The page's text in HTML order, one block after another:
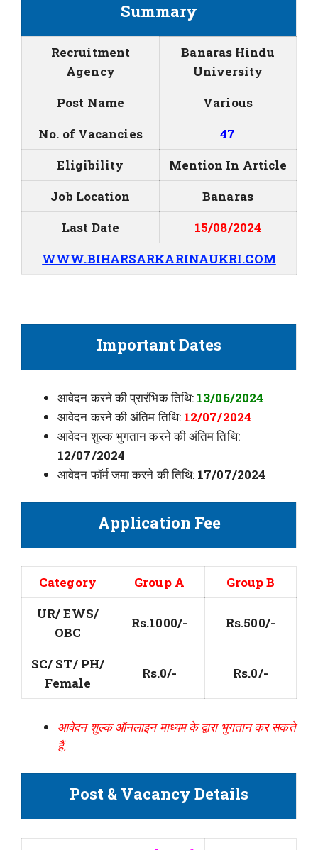
Summary
Recruitment
Agency
Banaras Hindu
University
Post Name
Various
No. of Vacancies
47
Eligibility
Mention In Article
Job Location
Banaras
Last Date
15/08/2024
WWW.BIHARSARKARINAUKRI.COM
Important Dates
आवेदन करने की प्रारंभिक तिथि: 13/06/2024
आवेदन करने की अंतिम तिथि: 12/07/2024
आवेदन शुल्क भुगतान करने की अंतिम तिथि:
12/07/2024
आवेदन फॉर्म जमा करने की तिथि: 17/07/2024
Application Fee
Category Group A
Group B
UR/ EWS/
OBC
Rs.1000/- Rs.500/-
SC/ ST/ PH/
Female
Rs.0/- Rs.0/-
आवेदन शुल्क ऑनलाइन माध्यम के द्वारा भुगतान कर सकते
हैं.
Post & Vacancy Details